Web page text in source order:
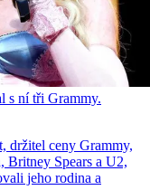
s ní tři Grammy.
držitel ceny Grammy,
Britney Spears a U2,
jeho rodina a